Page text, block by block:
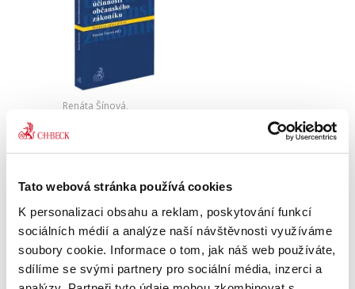
Tato webová stránka používá cookies
K personalizaci obsahu a reklam, poskytování funkcí
sociálních médií a analýze naší návštěvnosti využíváme
soubory cookie. Informace o tom, jak náš web používáte,
sdílíme se svými partnery pro sociální média, inzerci a
Renáta Šínová,
350,00 Kč
konferenci k deseti letům účinnosti
Právnické fakultě UP v Olomouci. Jejími
spoluautory jsou soudci...